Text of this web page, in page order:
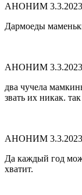
АНОНИМ
Дармоеды
АНОНИМ
два чучела
звать их никак.
АНОНИМ
Да каждый год
хватит.